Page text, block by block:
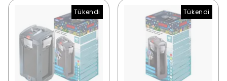
Tükendi Tükendi